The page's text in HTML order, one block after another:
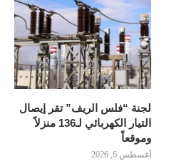
لجنة “فلس الريف” تقر إيصال
التيار الكهربائي لـ136 منزلاً
وموقعاً
أغسطس 6, 2026